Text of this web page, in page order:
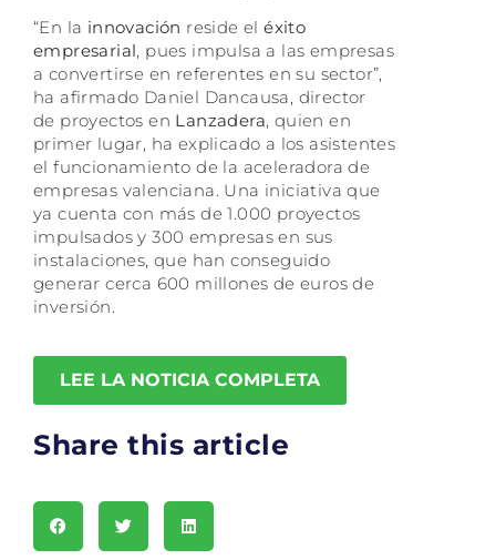
“En la innovación reside eléxito
empresarial , pues impulsa a las empresas
a convertirse en referentes en su sector”,
ha afirmado Daniel Dancausa, director
de proyectos en Lanzadera , quien en
primer lugar, ha explicado a los asistentes
el funcionamiento de la aceleradora de
empresas valenciana. Una iniciativa que
ya cuenta con más de 1.000 proyectos
impulsados y 300 empresas en sus
instalaciones, que han conseguido
generar cerca 600 millones de euros de
inversión.
LEE LA NOTICIA COMPLETA
Share this article